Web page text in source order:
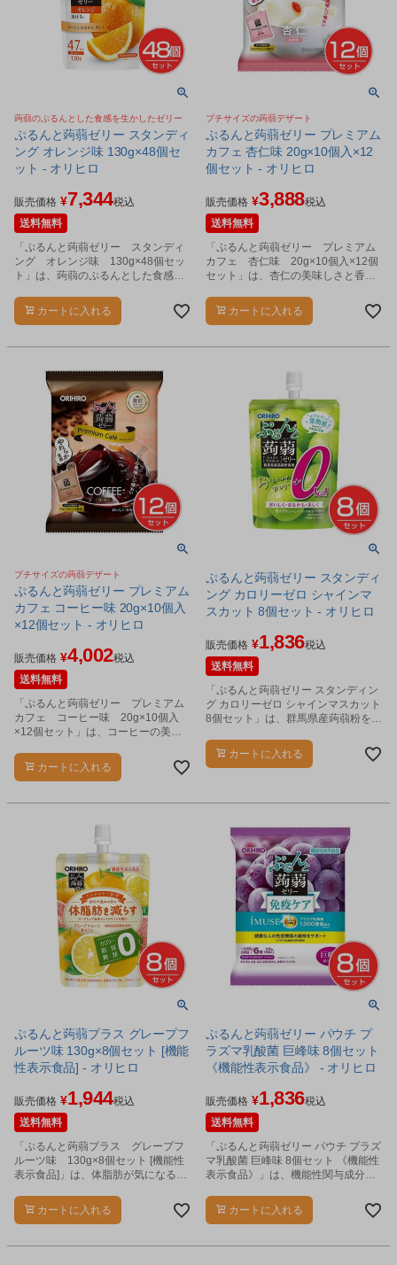
蒟蒻のぷるんとした食感を生かしたゼリー
ぷるんと蒟蒻ゼリー スタンディ
ング オレンジ味 130g×48個セ
ット - オリヒロ
販売価格 ¥7,344税込
送料無料
「ぷるんと蒟蒻ゼリー スタンディ
ング オレンジ味 130g×48個セッ
ト」は、蒟蒻のぷるんとした食感を
カートに入れる
プチサイズの蒟蒻デザート
ぷるんと蒟蒻ゼリー プレミアム
カフェ 杏仁味 20g×10個入×12
個セット - オリヒロ
販売価格 ¥3,888税込
送料無料
「ぷるんと蒟蒻ゼリー プレミアム
カフェ 杏仁味 20g×10個入×12個
セット」は、杏仁の美味しさと香り
の蒟蒻デザートです。
カートに入れる
プチサイズの蒟蒻デザート
ぷるんと蒟蒻ゼリー プレミアム
カフェ コーヒー味 20g×10個入
×12個セット - オリヒロ
販売価格 ¥4,002税込
送料無料
「ぷるんと蒟蒻ゼリー プレミアム
カフェ コーヒー味 20g×10個入
×12個セット」は、コーヒーの美味
プチサイズの蒟蒻デザートです。
カートに入れる
ぷるんと蒟蒻ゼリー スタンディ
ング カロリーゼロ シャインマ
スカット 8個セット - オリヒロ
販売価格 ¥1,836税込
送料無料
「ぷるんと蒟蒻ゼリー スタンディン
グ カロリーゼロ シャインマスカット
8個セット」は、群馬県産蒟蒻粉を使
い蒟蒻ゼリーです。
カートに入れる
ぷるんと蒟蒻プラス グレープフ
ルーツ味 130g×8個セット [機能
性表示食品] - オリヒロ
販売価格 ¥1,944税込
送料無料
「ぷるんと蒟蒻プラス グレープフ
ルーツ味 130g×8個セット [機能性
表示食品]」は、体脂肪が気になる方
ィリロサイドを配合した機能性表示
食品のぷるんと蒟蒻ゼリーです。
カートに入れる
ぷるんと蒟蒻ゼリー パウチ プ
ラズマ乳酸菌 巨峰味 8個セット
《機能性表示食品》 - オリヒロ
販売価格 ¥1,836税込
送料無料
「ぷるんと蒟蒻ゼリー パウチ プラズ
マ乳酸菌 巨峰味 8個セット 《機能性
表示食品》」は、機能性関与成分と
ポートするプラズマ乳酸菌（L. lactis
strain Plasma) を配合した、果汁た
カートに入れる